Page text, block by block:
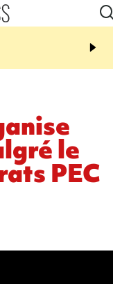
06:50
À LA UNE CE MATIN
rappeur condamné,
le
PEC